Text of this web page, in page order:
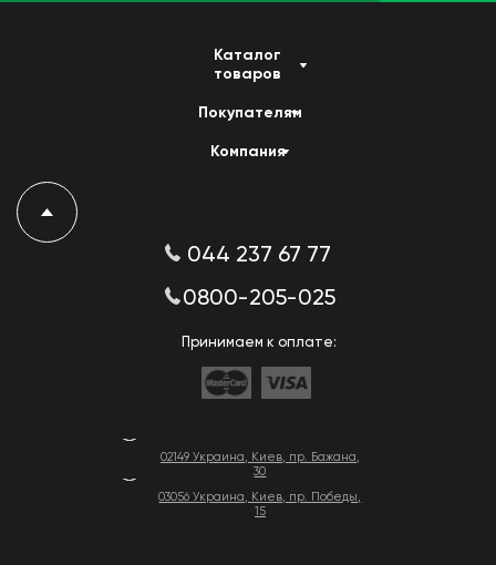
02149 Украина, Киев, пр. Бажана,
30
03056 Украина, Киев, пр. Победы,
15
Каталог
товаров
Покупателям
Компания
044 237 67 77
0800-205-025
Принимаем к оплате: